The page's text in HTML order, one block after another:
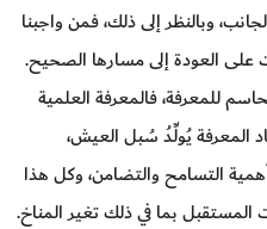
وبالنظر إلى ذلك، فمن واجبنا
العودة إلى مسارها الصحيح.
للمعرفة، فالمعرفة العلمية
المعرفة يُولِّدُ سُبل العيش،
التسامح والتضامن، وكل هذا
بما في ذلك تغير المناخ.